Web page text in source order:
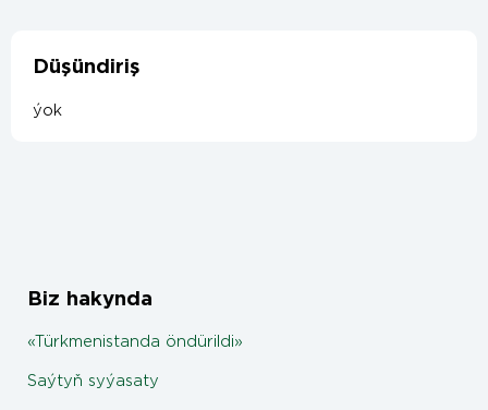
Düşündiriş
ýok
Biz hakynda
«Türkmenistanda öndürildi»
Saýtyň syýasaty